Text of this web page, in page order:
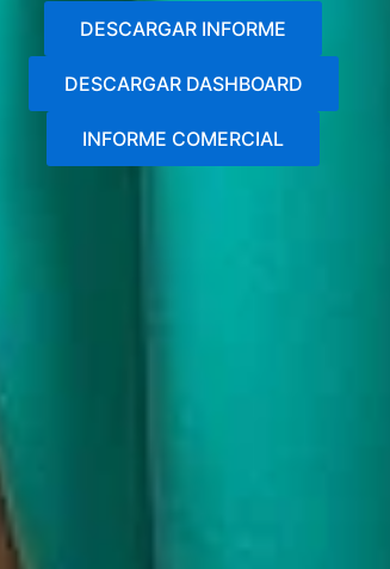
DESCARGAR INFORME
DESCARGAR DASHBOARD
INFORME COMERCIAL